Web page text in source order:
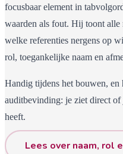
focusbaar element in
waarden als fout. Hij toont alle
welke referenties nergens op
rol, toegankelijke naam en
Handig tijdens het bouwen, en
auditbevinding: je ziet direct of
heeft.
Lees over naam, rol